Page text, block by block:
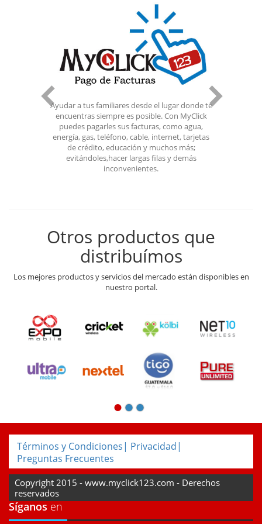
Ayudar a tus familiares desde el lugar donde te
encuentras siempre es posible. Con MyClick
puedes pagarles sus facturas, como agua,
energía, gas, teléfono, cable, internet, tarjetas
de crédito, educación y muchos más;
evitándoles,hacer largas filas y demás
inconvenientes.
Otros productos que
distribuímos
Los mejores productos y servicios del mercado están disponibles en
nuestro portal.
Términos y Condiciones| Privacidad|
Preguntas Frecuentes
Copyright 2015 - www.myclick123.com - Derechos
reservados
Síganos en